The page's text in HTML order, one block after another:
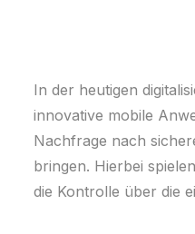
In der heutigen
innovative mobile
Nachfrage nach
bringen. Hierbei
die Kontrolle über die